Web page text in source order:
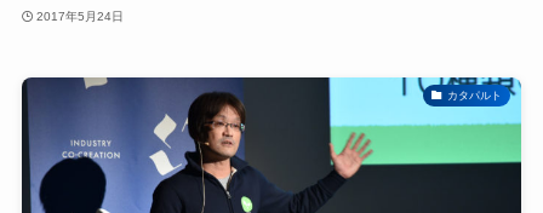
2017年5月24日
カタパルト